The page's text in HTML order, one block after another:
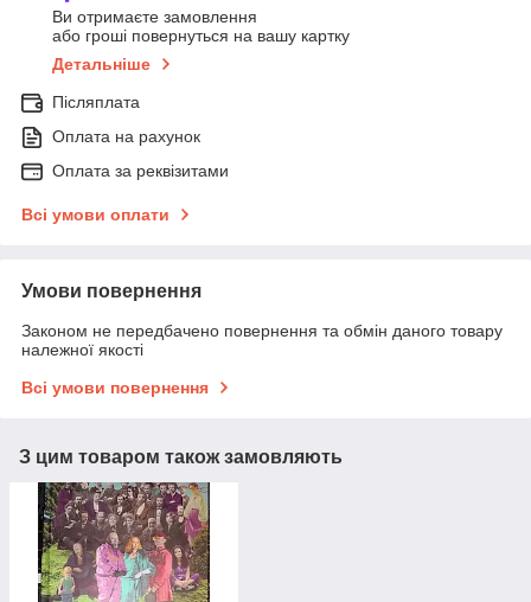
Ви отримаєте замовлення
або гроші повернуться на вашу картку
Детальніше
Післяплата
Оплата на рахунок
Оплата за реквізитами
Всі умови оплати
Умови повернення
Законом не передбачено повернення та обмін даного товару
належної якості
Всі умови повернення
З цим товаром також замовляють